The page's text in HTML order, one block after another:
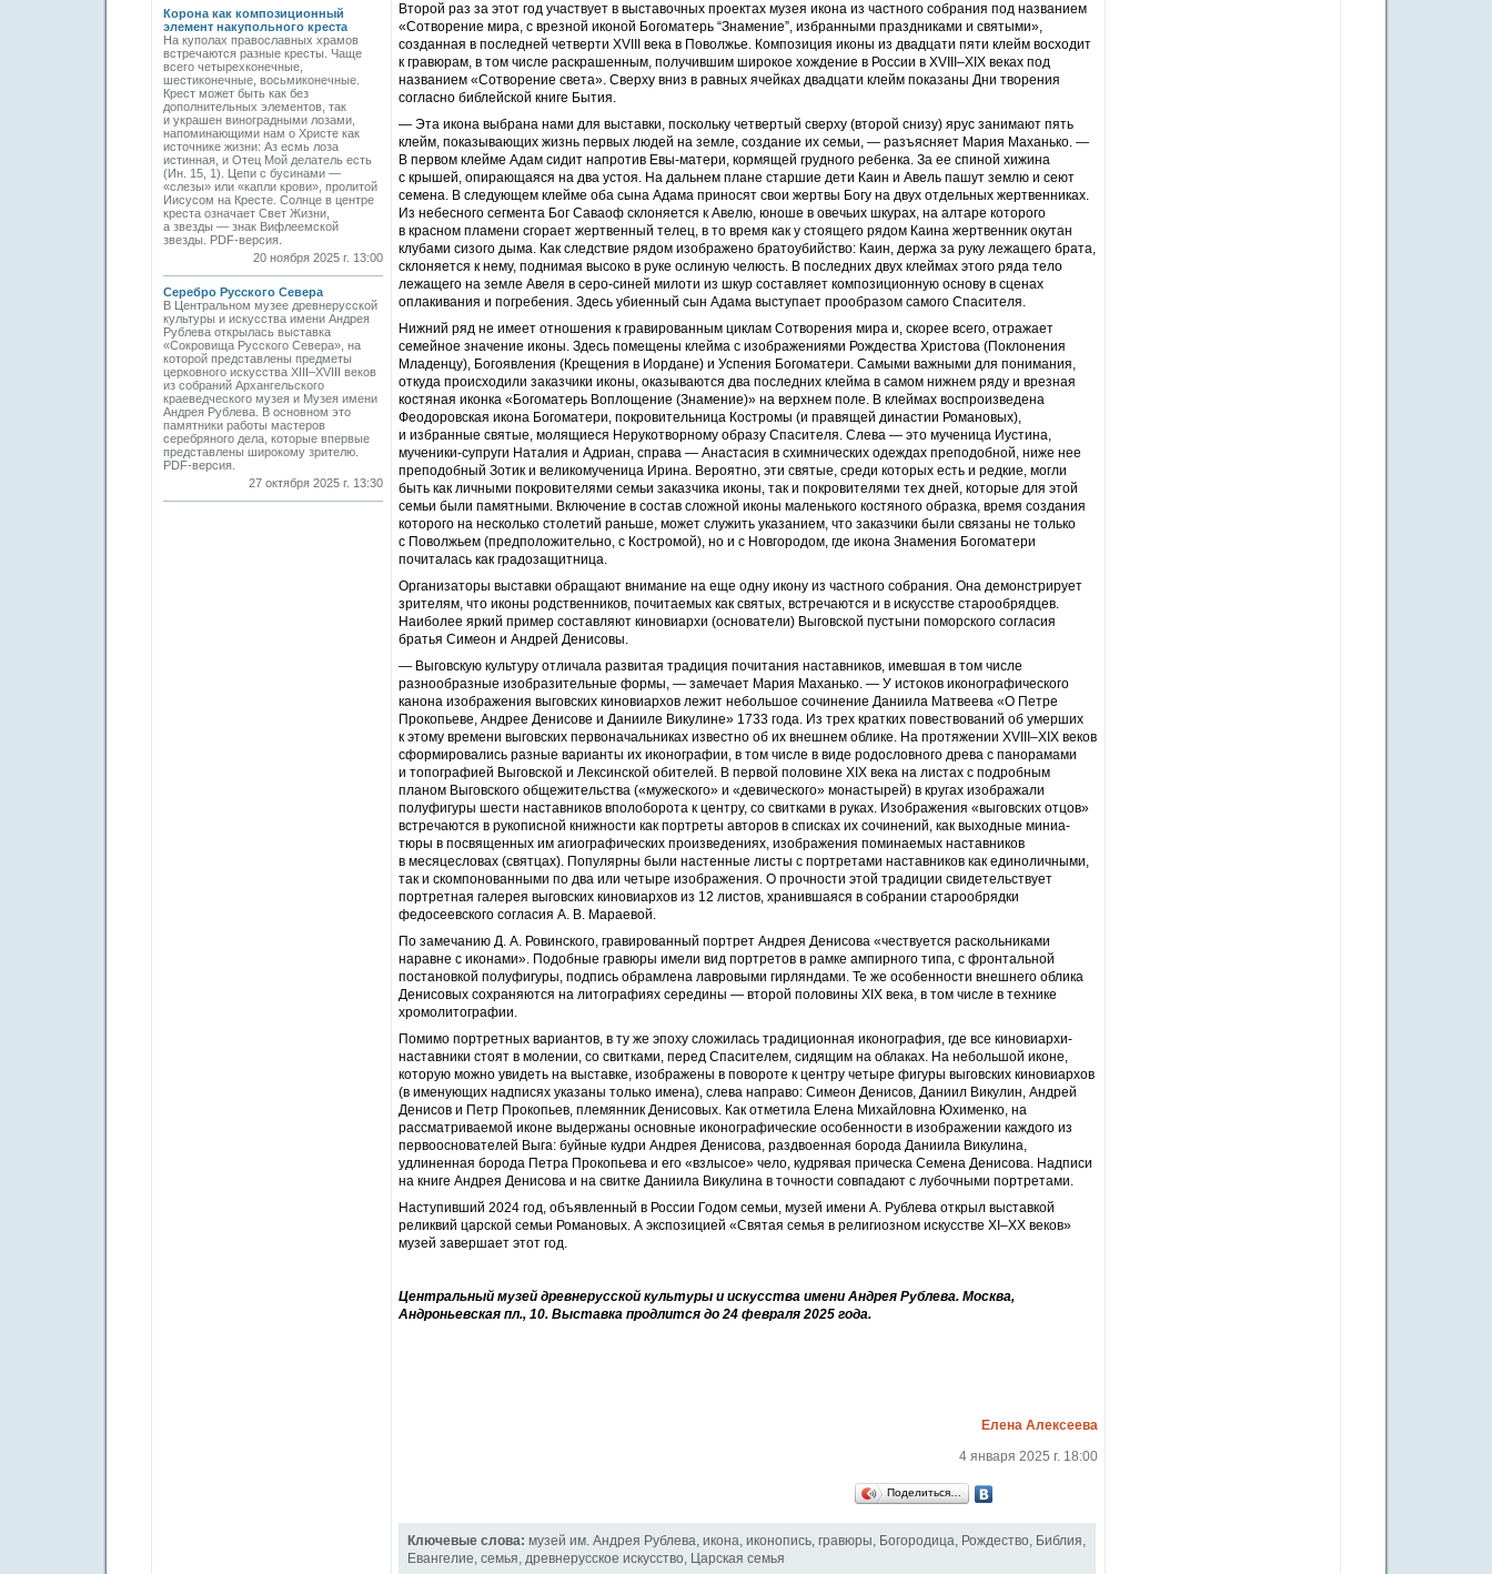
Корона как композиционный
элемент накупольного креста
На куполах православных храмов
встречаются разные кресты. Чаще
всего четырехконечные,
шестиконечные, восьмиконечные.
Крест может быть как без
дополнительных элементов, так
и украшен виноградными лозами,
напоминающими нам о Христе как
источнике жизни: Аз есмь лоза
истинная, и Отец Мой делатель есть
(Ин. 15, 1). Цепи с бусинами —
«слезы» или «капли крови», пролитой
Иисусом на Кресте. Солнце в центре
креста означает Свет Жизни,
а звезды — знак Вифлеемской
звезды. PDF-версия.
20 ноября 2025 г. 13:00
Серебро Русского Севера
В Центральном музее древнерусской
культуры и искусства имени Андрея
Рублева открылась выставка
«Сокровища Русского Севера», на
которой представлены предметы
церковного искусства XIII–XVIII веков
из собраний Архангельского
краеведческого музея и Музея имени
Андрея Рублева. В основном это
памятники работы мастеров
серебряного дела, которые впервые
представлены широкому зрителю.
PDF-версия.
27 октября 2025 г. 13:30
Второй раз за этот год участвует в выставочных проектах музея икона из частного собрания под названием
«Сотворение мира, с врезной иконой Богоматерь “Знамение”, избранными праздниками и святыми»,
созданная в последней четверти XVIII века в Поволжье. Композиция иконы из двадцати пяти клейм восходит
к гравюрам, в том числе раскрашенным, получившим широкое хождение в России в XVIII–XIX веках под
названием «Сотворение света». Сверху вниз в равных ячейках двадцати клейм показаны Дни творения
согласно биб­лейской книге Бытия.
— Эта икона выбрана нами для выставки, поскольку четвертый сверху (второй снизу) ярус занимают пять
клейм, показывающих жизнь первых людей на земле, создание их семьи, — разъясняет Мария Маханько. —
В первом клейме Адам сидит напротив Евы-матери, кормящей грудного ребенка. За ее спиной хижина
с крышей, опирающаяся на два устоя. На дальнем плане старшие дети Каин и Авель пашут землю и сеют
семена. В следующем клейме оба сына Адама приносят свои жертвы Богу на двух отдельных жертвенниках.
Из небесного сегмента Бог Саваоф склоняется к Авелю, юноше в овечьих шкурах, на алтаре которого
в красном пламени сгорает жертвенный телец, в то время как у стоящего рядом Каина жертвенник окутан
клубами сизого дыма. Как следствие рядом изображено братоубийство: Каин, держа за руку лежащего брата,
склоняется к нему, поднимая высоко в руке ослиную челюсть. В последних двух клеймах этого ряда тело
лежащего на земле Авеля в серо-синей милоти из шкур составляет композиционную основу в сценах
оплакивания и погребения. Здесь убиенный сын Адама выступает прообразом самого Спасителя.
Нижний ряд не имеет отношения к гравированным циклам Сотворения мира и, скорее всего, отражает
семейное значение иконы. Здесь помещены клейма с изображениями Рождества Христова (Поклонения
Младенцу), Богоявления (Крещения в Иордане) и Успения Богоматери. Самыми важными для понимания,
откуда происходили заказчики иконы, оказываются два последних клейма в самом нижнем ряду и врезная
костяная иконка «Богоматерь Воплощение (Знамение)» на верхнем поле. В клеймах воспроизведена
Феодоровская икона Богоматери, покровительница Костромы (и правящей династии Романовых),
и избранные святые, молящиеся Нерукотворному образу Спасителя. Слева — это мученица Иустина,
мученики-супруги Наталия и Адриан, справа — Анастасия в схимнических одеждах преподобной, ниже нее
преподобный Зотик и великомученица Ирина. Вероятно, эти святые, среди которых есть и редкие, могли
быть как личными покровителями семьи заказчика иконы, так и покровителями тех дней, которые для этой
семьи были памятными. Включение в состав сложной иконы маленького костяного образка, время создания
которого на несколько столетий раньше, может служить указанием, что заказчики были связаны не только
с Поволжьем (предположительно, с Костромой), но и с Новгородом, где икона Знамения Богоматери
почиталась как градозащитница.
Организаторы выставки обращают внимание на еще одну икону из частного собрания. Она демонстрирует
зрителям, что иконы родственников, почитаемых как святых, встречаются и в искусстве старообрядцев.
Наиболее яркий пример составляют киновиархи (основатели) Выговской пустыни поморского согласия
братья Симеон и Андрей Денисовы.
— Выговскую культуру отличала развитая традиция почитания наставников, имевшая в том числе
разнообразные изобразительные формы, — замечает Мария Маханько. — У истоков иконографического
канона изображения выговских киновиархов лежит небольшое сочинение Даниила Матвеева «О Петре
Прокопье­ве, Андрее Денисове и Данииле Викулине» 1733 года. Из трех кратких повествований об умерших
к этому времени выговских первоначальниках известно об их внешнем облике. На протяжении XVIII–XIX веков
сформировались разные варианты их иконографии, в том числе в виде родословного древа с панорамами
и топографией Выговской и Лексинской обителей. В первой половине XIX века на листах с подробным
планом Выговского общежительства («мужеского» и «девического» монастырей) в кругах изображали
полуфигуры шести наставников вполоборота к центру, со свитками в руках. Изображения «выговских отцов»
встречаются в рукописной книжности как портреты авторов в списках их сочинений, как выходные миниа­
тюры в посвященных им агиографических произведениях, изображения поминаемых наставников
в месяцесловах (святцах). Популярны были настенные листы с портретами наставников как единоличными,
так и скомпонованными по два или четыре изображения. О прочности этой традиции свидетельствует
портретная галерея выговских киновиархов из 12 листов, хранившаяся в собрании старообрядки
федосеевского согласия А. В. Мараевой.
По замечанию Д. А. Ровинского, гравированный портрет Андрея Денисова «чествуется раскольниками
наравне с иконами». Подобные гравюры имели вид портретов в рамке ампирного типа, с фронтальной
постановкой полуфигуры, подпись обрамлена лавровыми гирляндами. Те же особенности внешнего облика
Денисовых сохраняются на литографиях середины — второй половины XIX века, в том числе в технике
хромолитографии.
Помимо портретных вариантов, в ту же эпоху сложилась традиционная иконография, где все киновиархи-
наставники стоят в молении, со свитками, перед Спасителем, сидящим на облаках. На небольшой иконе,
которую можно увидеть на выставке, изображены в повороте к центру четыре фигуры выговских киновиархов
(в именующих надписях указаны только имена), слева направо: Симеон Денисов, Даниил Викулин, Андрей
Денисов и Петр Прокопьев, племянник Денисовых. Как отметила Елена Михайловна Юхименко, на
рассматриваемой иконе выдержаны основные иконографические особенности в изображении каждого из
первооснователей Выга: буйные кудри Андрея Денисова, раздвоенная борода Даниила Викулина,
удлиненная борода Петра Прокопьева и его «взлысое» чело, кудрявая прическа Семена Денисова. Надписи
на книге Андрея Денисова и на свитке Даниила Викулина в точности совпадают с лубочными портретами.
Наступивший 2024 год, объявленный в России Годом семьи, музей имени А. Рублева открыл выставкой
реликвий царской семьи Романовых. А экспозицией «Святая семья в религиозном искусстве ХI–ХХ веков»
музей завершает этот год.
Центральный музей древнерусской культуры и искусства имени Андрея Рублева. Москва,
Андроньевская пл., 10. Выставка продлится до 24 февраля 2025 года.
Елена Алексеева
4 января 2025 г. 18:00
Поделиться…
Ключевые слова: музей им. Андрея Рублева, икона, иконопись, гравюры, Богородица, Рождество, Библия,
Евангелие, семья, древнерусское искусство, Царская семья